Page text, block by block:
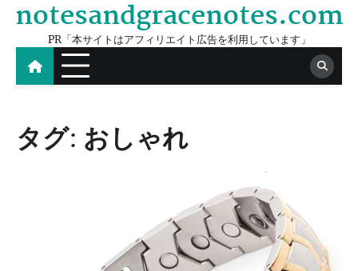
Skip
content
notesandgracenotes.com
PR「本サイトはアフィリエイト広告を利用しています」
タグ: おしゃれ